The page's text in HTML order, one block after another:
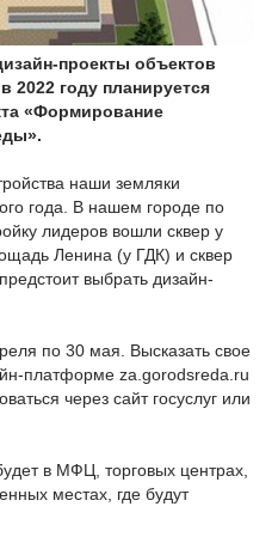
проекты объектов
2022 году планируется
«Формирование
наши земляки
года. В нашем городе по
лидеров вошли сквер у
Ленина (у ГДК) и сквер
выбрать дизайн-
по 30 мая. Высказать свое
платформе za.gorodsreda.ru
через сайт госуслуг или
в МФЦ, торговых центрах,
местах, где будут